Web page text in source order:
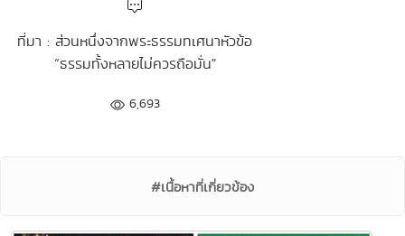
ที่มา : ส่วนหนึ่งจากพระธรรมทเศนาหัวข้อ
“ธรรมทั้งหลายไม่ควรถือมั่น"
6,693
#เนื้อหาที่เกี่ยวข้อง